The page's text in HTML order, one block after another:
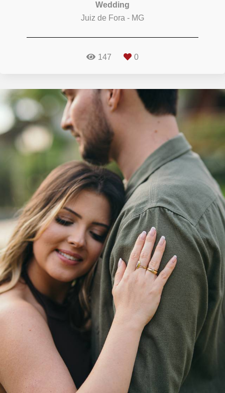
Wedding
Juiz de Fora - MG
147 0